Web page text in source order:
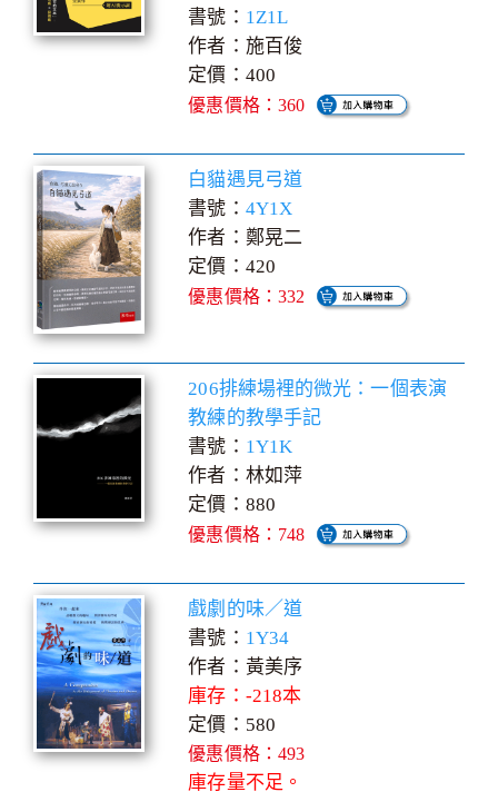
書號： 1Z1L
作者：施百俊
定價：400
優惠價格：360
白貓遇見弓道
書號： 4Y1X
作者：鄭晃二
定價：420
優惠價格：332
206排練場裡的微光：一個表演
教練的教學手記
書號： 1Y1K
作者：林如萍
定價：880
優惠價格：748
戲劇的味／道
書號： 1Y34
作者：黃美序
庫存：-218本
定價：580
優惠價格：493
庫存量不足。